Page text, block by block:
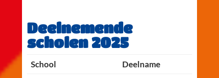
Deelnemende
scholen 2025
School
Deelname